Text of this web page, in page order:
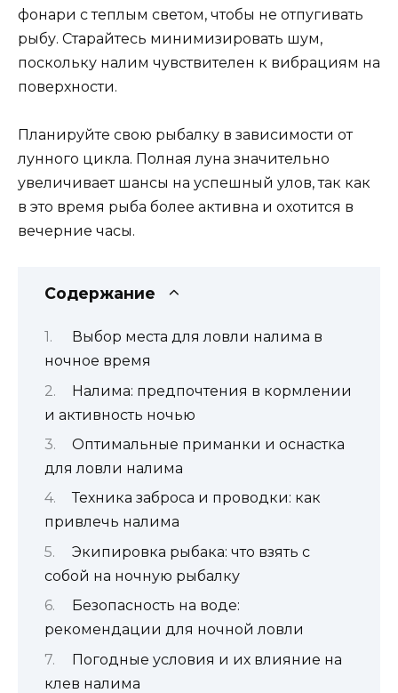
фонари с теплым светом, чтобы не отпугивать
рыбу. Старайтесь минимизировать шум,
поскольку налим чувствителен к вибрациям на
поверхности.
Планируйте свою рыбалку в зависимости от
лунного цикла. Полная луна значительно
увеличивает шансы на успешный улов, так как
в это время рыба более активна и охотится в
вечерние часы.
Содержание
Выбор места для ловли налима в
ночное время
Налима: предпочтения в кормлении
и активность ночью
Оптимальные приманки и оснастка
для ловли налима
Техника заброса и проводки: как
привлечь налима
Экипировка рыбака: что взять с
собой на ночную рыбалку
Безопасность на воде:
рекомендации для ночной ловли
Погодные условия и их влияние на
клев налима